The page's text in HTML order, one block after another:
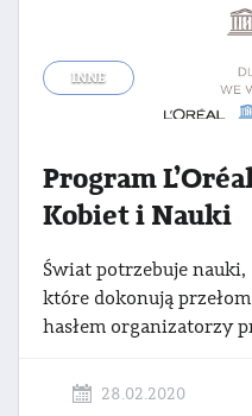
INNE
Program
Kobiet i Nauki
Świat potrzebuje
które dokonują
28.02.2020